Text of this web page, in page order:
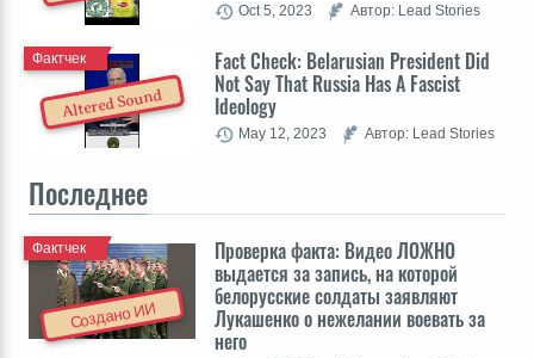
Oct 5, 2023 Автор: Lead Stories
Altered Sound
Fact Check: Belarusian President Did
Not Say That Russia Has A Fascist
Ideology
Фактчек
May 12, 2023 Автор: Lead Stories
Последнее
Создано ИИ
Проверка факта: Видео ЛОЖНО
выдается за запись, на которой
белорусские солдаты заявляют
Лукашенко о нежелании воевать за
него
Фактчек